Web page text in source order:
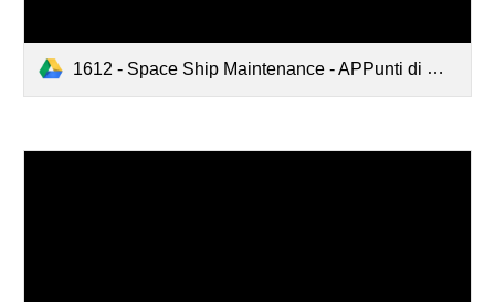
1612 - Space Ship Maintenance - APPunti di Manutenzione - Dicembre 2016.pdf